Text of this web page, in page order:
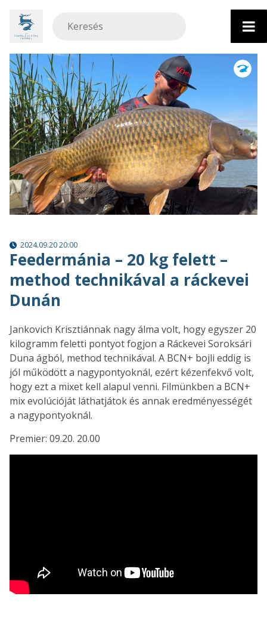
tartalomhoz
2024.09.20 20:00
Feedermánia – 20 kg felett –
method technikával a ráckevei
Dunán
Jankovich Krisztiánnak nagy álma volt, hogy egyszer 20
kilogramm feletti pontyot fogjon a Ráckevei Soroksári
Duna ágból, method technikával. A BCN+ bojli eddig is
jól működött a nagypontyoknál, ezért kézenfekvő volt,
hogy ezt a mixet kell alapul venni. Filmünkben a BCN+
mix evolúcióját láthatjátok és annak eredményességét
a nagypontyoknál.
Premier: 09.20. 20.00